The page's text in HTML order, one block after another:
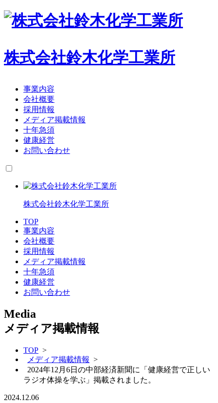
株式会社鈴木化学工業所
事業内容
会社概要
採用情報
メディア掲載情報
十年急須
健康経営
お問い合わせ
株式会社鈴木化学工業所
TOP
事業内容
会社概要
採用情報
メディア掲載情報
十年急須
健康経営
お問い合わせ
Media
メディア掲載情報
TOP >
メディア掲載情報 >
2024年12月6日の中部経済新聞に「健康経営で正しい
ラジオ体操を学ぶ」掲載されました。
2024.12.06